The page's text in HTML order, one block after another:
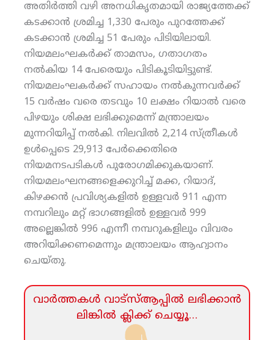
അതിര്‍ത്തി വഴി അനധികൃതമായി രാജ്യത്തേക്ക്
കടക്കാന്‍ ശ്രമിച്ച 1,330 പേരും പുറത്തേക്ക്
കടക്കാന്‍ ശ്രമിച്ച 51 പേരും പിടിയിലായി.
നിയമലംഘകര്‍ക്ക് താമസം, ഗതാഗതം
നല്‍കിയ 14 പേരെയും പിടികൂടിയിട്ടുണ്ട്.
നിയമലംഘകര്‍ക്ക് സഹായം നല്‍കുന്നവര്‍ക്ക്
15 വര്‍ഷം വരെ തടവും 10 ലക്ഷം റിയാല്‍ വരെ
പിഴയും ശിക്ഷ ലഭിക്കുമെന്ന് മന്ത്രാലയം
മുന്നറിയിപ്പ് നല്‍കി. നിലവില്‍ 2,214 സ്ത്രീകള്‍
ഉള്‍പ്പെടെ 29,913 പേര്‍ക്കെതിരെ
നിയമനടപടികള്‍ പുരോഗമിക്കുകയാണ്.
നിയമലംഘനങ്ങളെക്കുറിച്ച് മക്ക, റിയാദ്,
കിഴക്കന്‍ പ്രവിശ്യകളില്‍ ഉള്ളവര്‍ 911 എന്ന
നമ്പറിലും മറ്റ് ഭാഗങ്ങളില്‍ ഉള്ളവര്‍ 999
അല്ലെങ്കില്‍ 996 എന്നീ നമ്പറുകളിലും വിവരം
അറിയിക്കണമെന്നും മന്ത്രാലയം ആഹ്വാനം
ചെയ്തു.
വാര്‍ത്തകള്‍ വാട്‌സ്‌ആപ്പില്‍ ലഭിക്കാന്‍
ലിങ്കില്‍ ക്ലിക്ക്‌ ചെയ്യൂ…